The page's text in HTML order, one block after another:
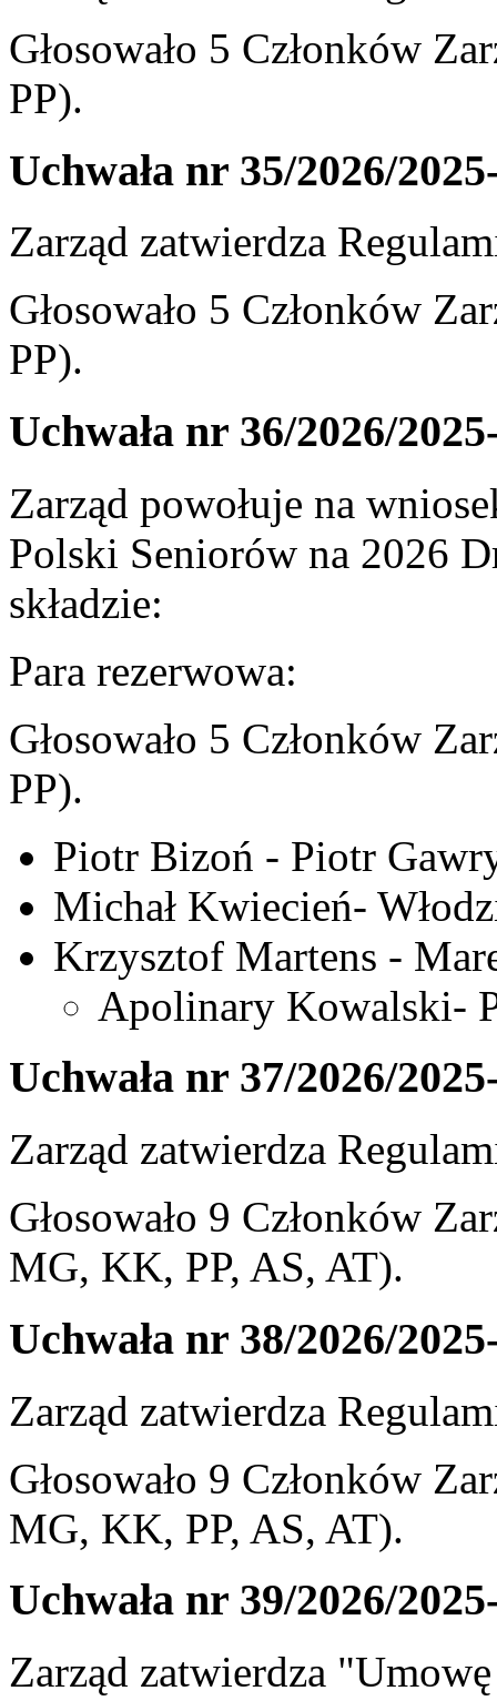
Głosowało 5 Członków
PP).
Uchwała nr 35/2026/
Zarząd zatwierdza
Głosowało 5 Członków
PP).
Uchwała nr 36/2026/
Zarząd powołuje na
Polski Seniorów na 2026
składzie:
Para rezerwowa:
Głosowało 5 Członków
PP).
Piotr Bizoń - Piotr
Michał Kwiecień-
Krzysztof Martens -
Apolinary Kowalski-
Uchwała nr 37/2026/
Zarząd zatwierdza
Głosowało 9 Członków
MG, KK, PP, AS, AT).
Uchwała nr 38/2026/
Zarząd zatwierdza
Głosowało 9 Członków
MG, KK, PP, AS, AT).
Uchwała nr 39/2026/
Zarząd zatwierdza